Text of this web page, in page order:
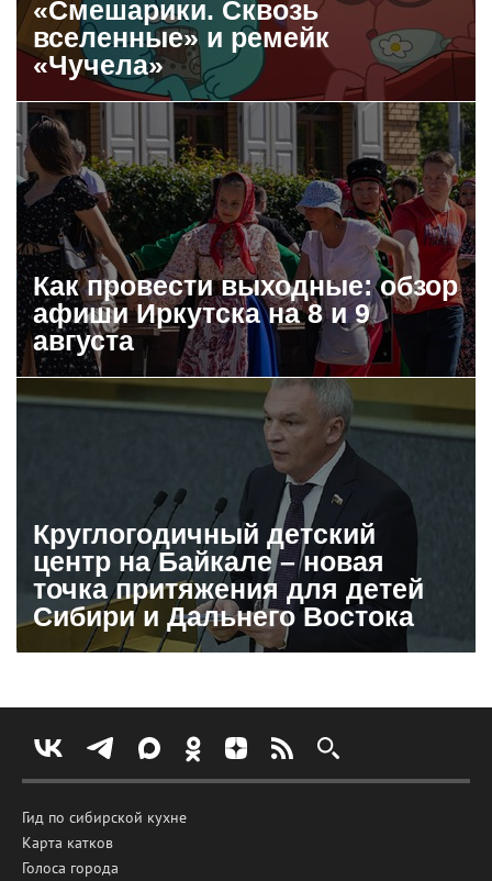
«Смешарики. Сквозь
вселенные» и ремейк
«Чучела»
Как провести выходные: обзор
афиши Иркутска на 8 и 9
августа
Круглогодичный детский
центр на Байкале – новая
точка притяжения для детей
Сибири и Дальнего Востока
Гид по сибирской кухне
Карта катков
Голоса города